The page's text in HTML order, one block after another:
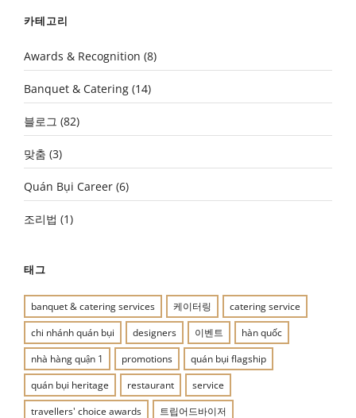
카테고리
Awards & Recognition (8)
Banquet & Catering (14)
블로그 (82)
맞춤 (3)
Quán Bụi Career (6)
조리법 (1)
태그
banquet & catering services 케이터링
catering service
chi nhánh quán bụi
designers 이벤트
hàn quốc
nhà hàng quận 1
promotions
quán bụi flagship
quán bụi heritage
restaurant
service
travellers' choice awards
트립어드바이저